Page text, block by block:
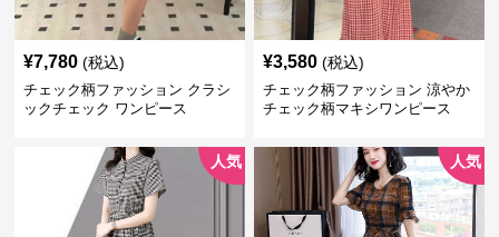
¥7,780 (税込)
チェック柄ファッション クラシ
ックチェック ワンピース
¥3,580 (税込)
チェック柄ファッション 涼やか
チェック柄マキシワンピース
人気 人気